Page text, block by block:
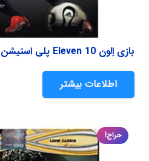
بازی اِلون Eleven 10 پلی استیشن 2
اطلاعات بیشتر
حراج!